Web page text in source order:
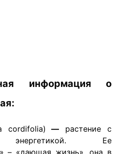
информация о
cordifolia) — растение с
энергетикой. Ее
– «дающая жизнь», она в